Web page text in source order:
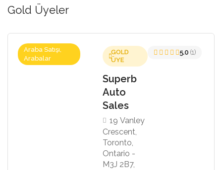
Gold Üyeler
Araba Satışı,
Arabalar
GOLD
ÜYE
Superb
Auto
Sales
19 Vanley
Crescent,
Toronto,
Ontario -
M3J 2B7,
5.0 (1)